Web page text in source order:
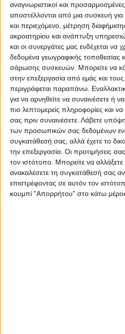
αναγνωριστικοί και
αποστέλλονται από μια συσκευή για
και περιεχόμενο, μέτρηση
ακροατηρίου και ανάπτυξη
και οι συνεργάτες μας ενδέχεται να
δεδομένα γεωγραφικής τοποθεσίας
σάρωσης συσκευών. Μπορείτε να
στην επεξεργασία από εμάς και
περιγράφεται παραπάνω.
για να αρνηθείτε να συναινέσετε ή
πιο λεπτομερείς πληροφορίες και να
σας πριν συναινέσετε. Λάβετε υπόψη
των προσωπικών σας δεδομένων
συγκατάθεσή σας, αλλά έχετε το
την επεξεργασία. Οι προτιμήσεις
τον ιστότοπο. Μπορείτε να
ανακαλέσετε τη συγκατάθεσή σας
επιστρέφοντας σε αυτόν τον
κουμπί "Απορρήτου" στο κάτω μέρος